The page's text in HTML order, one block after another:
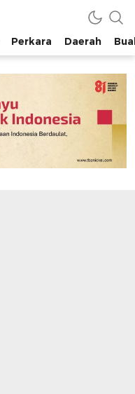
Perkara Daerah